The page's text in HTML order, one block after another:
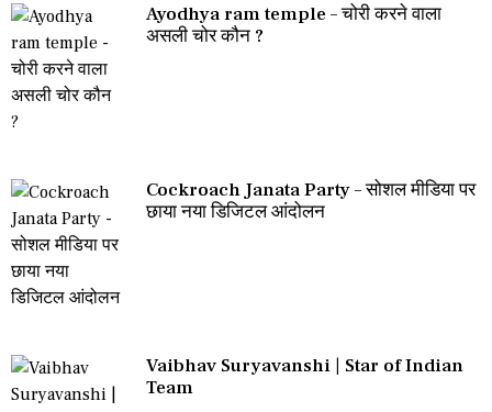
Ayodhya ram temple – चोरी करने वाला
असली चोर कौन ?
Cockroach Janata Party – सोशल मीडिया पर
छाया नया डिजिटल आंदोलन
Vaibhav Suryavanshi | Star of Indian
Team